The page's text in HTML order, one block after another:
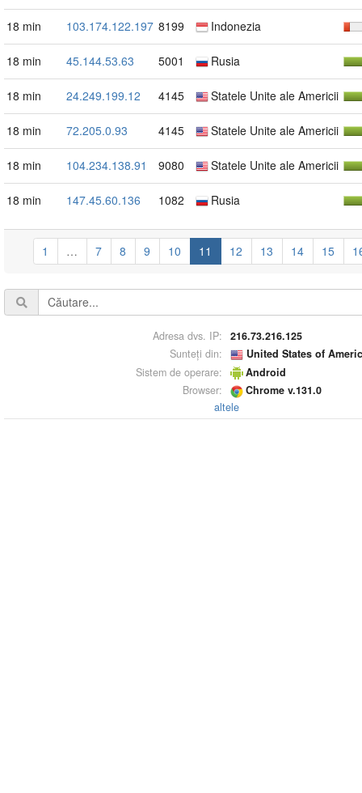
18 min 103.174.122.197 8199 Indonezia
18 min 45.144.53.63 5001 Rusia
18 min 24.249.199.12 4145 Statele Unite ale Americii
18 min 72.205.0.93 4145 Statele Unite ale Americii
18 min 104.234.138.91 9080 Statele Unite ale Americii
18 min 147.45.60.136 1082 Rusia
1 … 7 8 9 10 11 12 13 14 15
Adresa dvs. IP:
216.73.216.125
Sunteți din:
United States of
Sistem de operare:
Android
Browser:
Chrome v.131.0
altele